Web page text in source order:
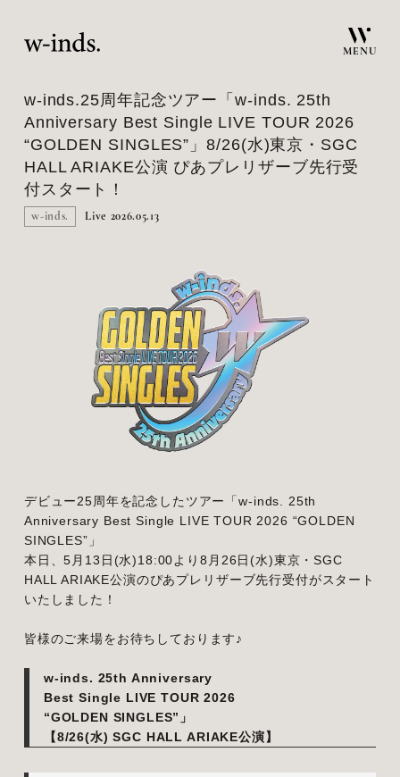
MENU
w-inds.25周年記念ツアー「w-inds. 25th
Anniversary Best Single LIVE TOUR 2026
“GOLDEN SINGLES”」8/26(水)東京・SGC
HALL ARIAKE公演 ぴあプレリザーブ先行受
付スタート！
w-inds. Live 2026.05.13
デビュー25周年を記念したツアー「w-inds. 25th
Anniversary Best Single LIVE TOUR 2026 “GOLDEN
SINGLES”」
本日、5月13日(水)18:00より8月26日(水)東京・SGC
HALL ARIAKE公演のぴあプレリザーブ先行受付がスタート
いたしました！
皆様のご来場をお待ちしております♪
w-inds. 25th Anniversary
Best Single LIVE TOUR 2026
“GOLDEN SINGLES”」
【8/26(水) SGC HALL ARIAKE公演】